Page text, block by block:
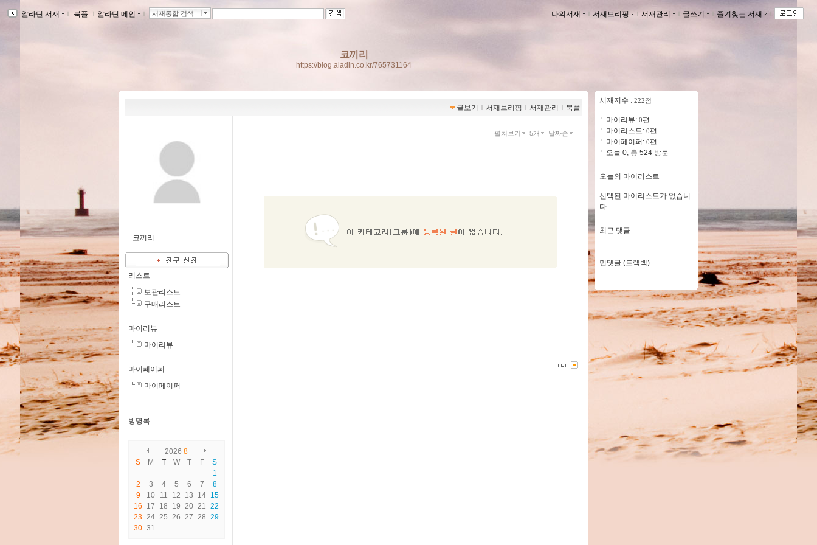
알라딘 서재 ｌ 북플 ｌ 알라딘 메인 ｌ 서재통합 검색 나의서재 서재브리핑 서재관리 글쓰기 즐겨찾는 서재
코끼리
https://blog.aladin.co.kr/765731164
글보기 ｌ 서재브리핑 ｌ 서재관리 ｌ 북플
- 코끼리
리스트
보관리스트
구매리스트
마이리뷰
마이리뷰
마이페이퍼
마이페이퍼
방명록
2026 8
S
M T W T F
S
1
2
3 4 5 6 7
8
9
10 11 12 13 14 15
16
17 18 19 20 21 22
23 24 25 26 27 28 29
30 31
펼쳐보기 5개 날짜순
서재지수 : 222점
마이리뷰: 0편
마이리스트: 0편
마이페이퍼: 0편
오늘 0, 총 524 방문
오늘의 마이리스트
선택된 마이리스트가 없습니
다.
최근 댓글
먼댓글 (트랙백)